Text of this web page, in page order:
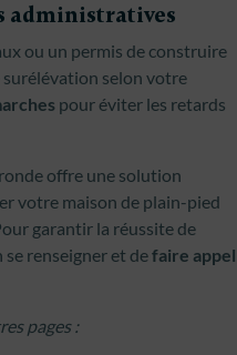
administratives
ou un permis de construire
surélévation selon votre
pour éviter les retards
offre une solution
votre maison de plain-pied
garantir la réussite de
renseigner et defaire appel
pages :